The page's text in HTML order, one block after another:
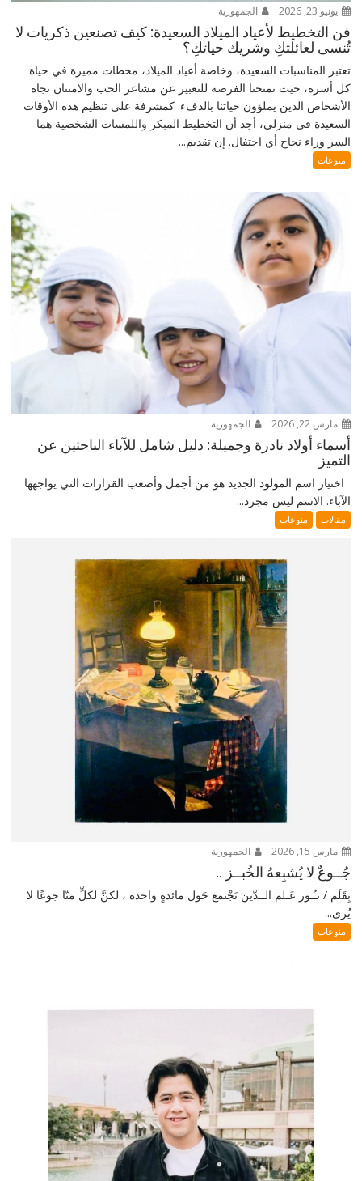
يونيو 23, 2026 الجمهورية
فن التخطيط لأعياد الميلاد السعيدة: كيف تصنعين ذكريات لا
تُنسى لعائلتكِ وشريك حياتكِ؟
تعتبر المناسبات السعيدة، وخاصة أعياد الميلاد، محطات مميزة في حياة
كل أسرة، حيث تمنحنا الفرصة للتعبير عن مشاعر الحب والامتنان تجاه
الأشخاص الذين يملؤون حياتنا بالدفء. كمشرفة على تنظيم هذه الأوقات
السعيدة في منزلي، أجد أن التخطيط المبكر واللمسات الشخصية هما
السر وراء نجاح أي احتفال. إن تقديم...
منوعات
مارس 22, 2026 الجمهورية
أسماء أولاد نادرة وجميلة: دليل شامل للآباء الباحثين عن
التميز
اختيار اسم المولود الجديد هو من أجمل وأصعب القرارات التي يواجهها
الآباء. الاسم ليس مجرد...
مقالات منوعات
مارس 15, 2026 الجمهورية
جُــوعٌ لا يُشبِعهُ الخُبــز ..
بِقَلَم / نـُـور عَـلم الــدّين نَجْتمع حَول مائدةٍ واحدة ، لكنَّ لكلٍّ منّا جوعًا لا
يُرى...
منوعات